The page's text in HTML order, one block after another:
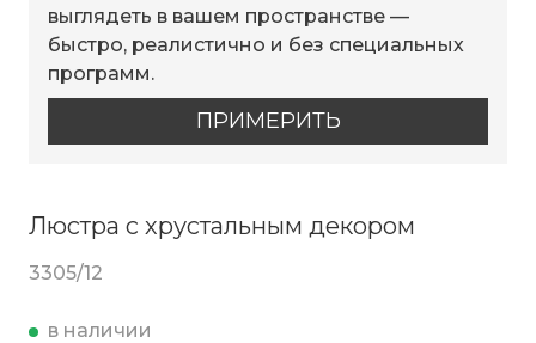
выглядеть в вашем пространстве —
быстро, реалистично и без специальных
программ.
ПРИМЕРИТЬ
Люстра с хрустальным декором
3305/12
в наличии